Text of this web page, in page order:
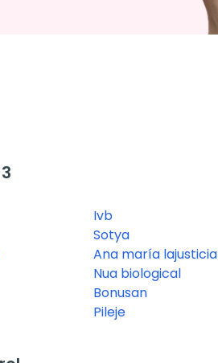
Ivb
Sotya
Ana maría lajusticia
Nua biological
Bonusan
Pileje